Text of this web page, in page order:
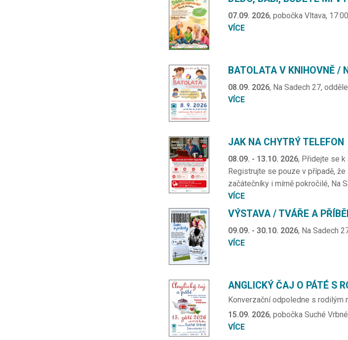
07.09. 2026, pobočka Vltava, 17:00
VÍCE
BATOLATA V KNIHOVNĚ /
08.09. 2026, Na Sadech 27,
VÍCE
JAK NA CHYTRÝ TELEFON
08.09. - 13.10. 2026, Přidejte se k
Registrujte se pouze v případě,
začátečníky i mírně pokročilé, Na
VÍCE
VÝSTAVA / TVÁŘE A
09.09. - 30.10. 2026, Na Sadech
VÍCE
ANGLICKÝ ČAJ O PÁTÉ S
Konverzační odpoledne s rodilým
15.09. 2026, pobočka Suché
VÍCE